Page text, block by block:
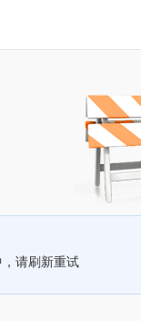
请刷新重试